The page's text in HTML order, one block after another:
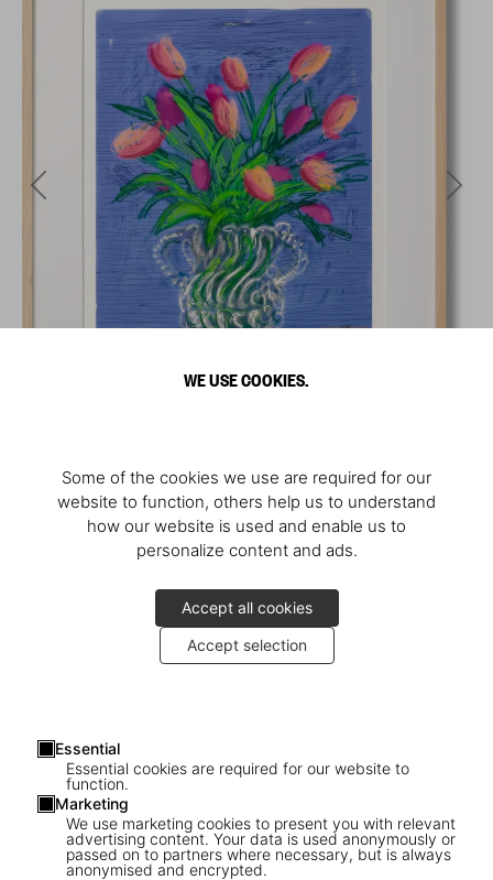
WE USE COOKIES.
Some of the cookies we use are required for our
website to function, others help us to understand
how our website is used and enable us to
personalize content and ads.
Accept all cookies
Accept selection
Essential
Essential cookies are required for our website to
function.
Marketing
We use marketing cookies to present you with relevant
advertising content. Your data is used anonymously or
passed on to partners where necessary, but is always
anonymised and encrypted.
1/20